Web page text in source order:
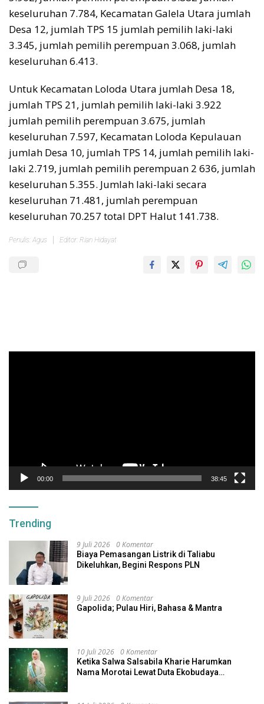
keseluruhan 7.784, Kecamatan Galela Utara jumlah
Desa 12, jumlah TPS 15 jumlah pemilih laki-laki
3.345, jumlah pemilih perempuan 3.068, jumlah
keseluruhan 6.413.
Untuk Kecamatan Loloda Utara jumlah Desa 18,
jumlah TPS 21, jumlah pemilih laki-laki 3.922
jumlah pemilih perempuan 3.675, jumlah
keseluruhan 7.597, Kecamatan Loloda Kepulauan
jumlah Desa 10, jumlah TPS 14, jumlah pemilih laki-
laki 2.719, jumlah pemilih perempuan 2 636, jumlah
keseluruhan 5.355. Jumlah laki-laki secara
keseluruhan 71.481, jumlah perempuan
keseluruhan 70.257 total DPT Halut 141.738.
Penulis: Agus Editor: Rian Hidayat
00:00 38:45
Trending
9 Juli 2026 0 Komentar
Biaya Pemasangan Listrik di Taliabu
Dikeluhkan, Begini Respons PLN
9 Juli 2026 0 Komentar
Gapolida; Pulau Hiri, Bahasa & Mantra
10 Juli 2026 0 Komentar
Ketika Salwa Salsabila Kharie Harumkan
Nama Morotai Lewat Duta Ekobudaya